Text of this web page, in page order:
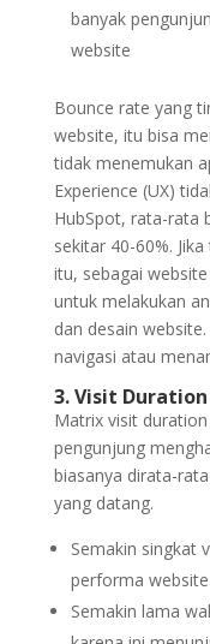
banyak
website
Bounce rate yang
website, itu bisa
tidak menemukan
Experience (UX)
HubSpot, rata-rata
sekitar 40-60%.
itu, sebagai
untuk melakukan
dan desain
navigasi atau
3. Visit Duration
Matrix visit
pengunjung
biasanya dirata-
yang datang.
Semakin singkat
performa website
Semakin lama